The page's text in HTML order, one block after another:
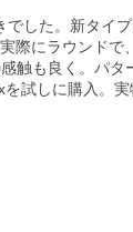
した。新タイ
際にラウンドで
触も良く。パタ
試しに購入。